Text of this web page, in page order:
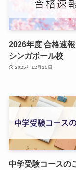
2026年度 合格速
シンガポール校
2025年12月15日
中学受験コースの